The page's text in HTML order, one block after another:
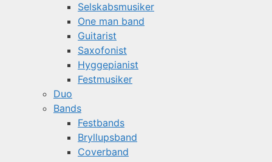
Selskabsmusiker
One man band
Guitarist
Saxofonist
Hyggepianist
Festmusiker
Duo
Bands
Festbands
Bryllupsband
Coverband